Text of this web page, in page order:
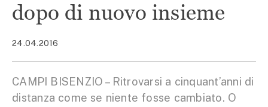
dopo di nuovo insieme
24.04.2016
CAMPI BISENZIO – Ritrovarsi a cinquant’anni di
distanza come se niente fosse cambiato. O